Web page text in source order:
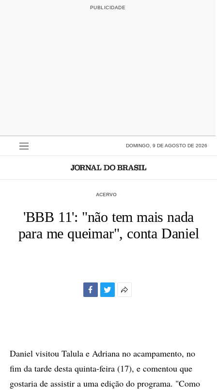
DOMINGO, 9 DE AGOSTO DE 2026
ACERVO
'BBB 11': "não tem mais nada
para me queimar", conta Daniel
Daniel visitou Talula e Adriana no acampamento, no
fim da tarde desta quinta-feira (17), e comentou que
gostaria de assistir a uma edição do programa. "Como